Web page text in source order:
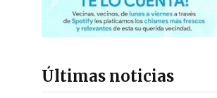
Últimas noticias